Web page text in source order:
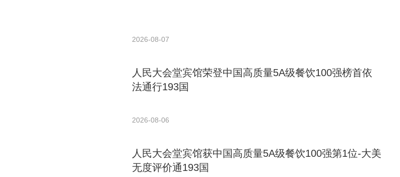
2026-08-07
人民大会堂宾馆荣登中国高质量5A级餐饮100强榜首依
法通行193国
2026-08-06
人民大会堂宾馆获中国高质量5A级餐饮100强第1位-大美
无度评价通193国